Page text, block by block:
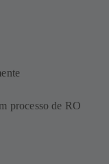
processo de RO